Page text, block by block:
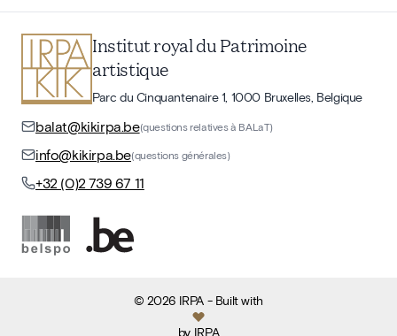
Institut royal du Patrimoine
artistique
Parc du Cinquantenaire 1, 1000 Bruxelles, Belgique
balat@kikirpa.be(questions relatives à BALaT)
info@kikirpa.be(questions générales)
+32 (0)2 739 67 11
©2026 IRPA- Built with
by IRPA